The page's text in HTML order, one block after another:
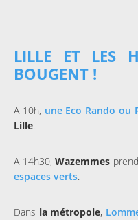
LILLE ET LES
BOUGENT !
A 10h, une Eco Rando ou
Lille.
A 14h30,Wazemmes
espaces verts.
Dans la métropole,